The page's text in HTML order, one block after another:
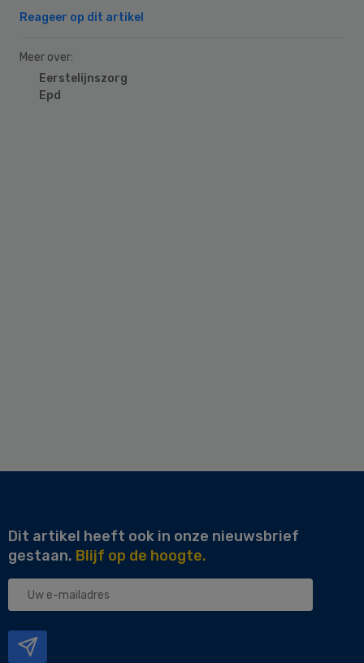
Reageer op dit artikel
Meer over:
Eerstelijnszorg
Epd
Dit artikel heeft ook in onze nieuwsbrief
gestaan. Blijf op de hoogte.
Uw